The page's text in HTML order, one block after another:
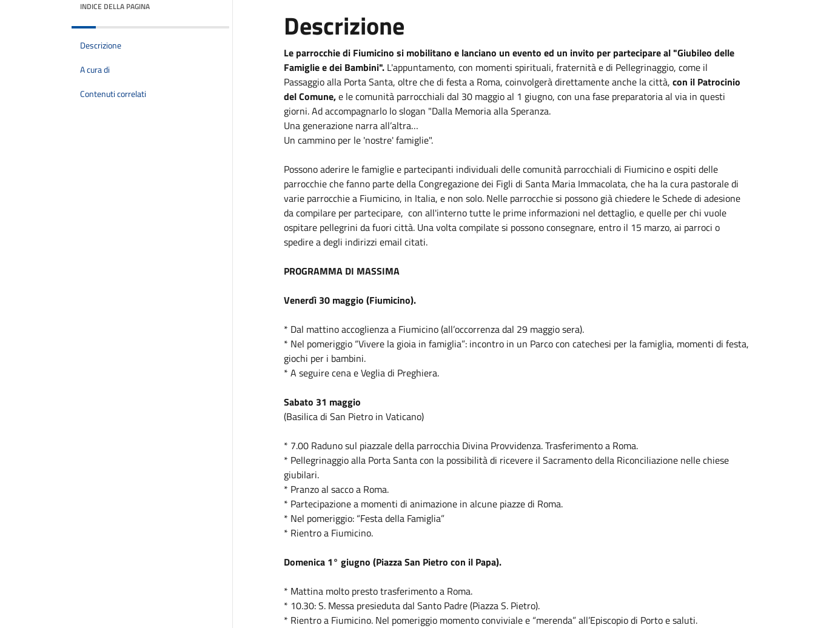
INDICE DELLA PAGINA
Descrizione
A cura di
Contenuti correlati
Descrizione
Le parrocchie di Fiumicino si mobilitano e lanciano un evento ed un invito per partecipare al "Giubileo delle
Famiglie e dei Bambini".L'appuntamento, con momenti spirituali, fraternità e di Pellegrinaggio, come il
Passaggio alla Porta Santa, oltre che di festa a Roma, coinvolgerà direttamente anche la città, con il Patrocinio
del Comune,e le comunità parrocchiali dal 30 maggioal 1 giugno, con una fase preparatoria al via in questi
giorni. Ad accompagnarlo lo slogan "Dalla Memoria alla Speranza.
Una generazione narra all’altra…
Un cammino per le 'nostre' famiglie".
Possono aderire le famiglie e partecipanti individuali delle comunità parrocchiali di Fiumicino e ospiti delle
parrocchie che fanno parte della Congregazione dei Figli di Santa Maria Immacolata, che ha la cura pastorale di
varie parrocchie a Fiumicino, in Italia, e non solo. Nelle parrocchie si possono già chiedere le Schede di adesione
da compilare per partecipare, con all'interno tutte le prime informazioni nel dettaglio, e quelle per chi vuole
ospitare pellegrini da fuori città. Una volta compilate si possono consegnare, entro il 15 marzo, ai parroci o
spedire a degli indirizzi email citati.
PROGRAMMA DI MASSIMA
Venerdì 30 maggio (Fiumicino).
* Dal mattino accoglienza a Fiumicino (all’occorrenza dal 29 maggiosera).
* Nel pomeriggio “Vivere la gioia in famiglia”: incontro in un Parco con catechesi per la famiglia, momenti di festa,
giochi per i bambini.
* A seguire cena e Veglia di Preghiera.
Sabato 31 maggio
(Basilica di San Pietro in Vaticano)
* 7.00 Raduno sul piazzale della parrocchia Divina Provvidenza. Trasferimento a Roma.
* Pellegrinaggio alla Porta Santa con la possibilità di ricevere il Sacramento della Riconciliazione nelle chiese
giubilari.
* Pranzo al sacco a Roma.
* Partecipazione a momenti di animazione in alcune piazze di Roma.
* Nel pomeriggio: “Festa della Famiglia”
* Rientro a Fiumicino.
Domenica1° giugno (Piazza San Pietro con il Papa).
* Mattina molto presto trasferimento a Roma.
* 10.30: S. Messa presieduta dal Santo Padre (Piazza S. Pietro).
* Rientro a Fiumicino. Nel pomeriggio momento conviviale e “merenda” all’Episcopio di Porto e saluti.